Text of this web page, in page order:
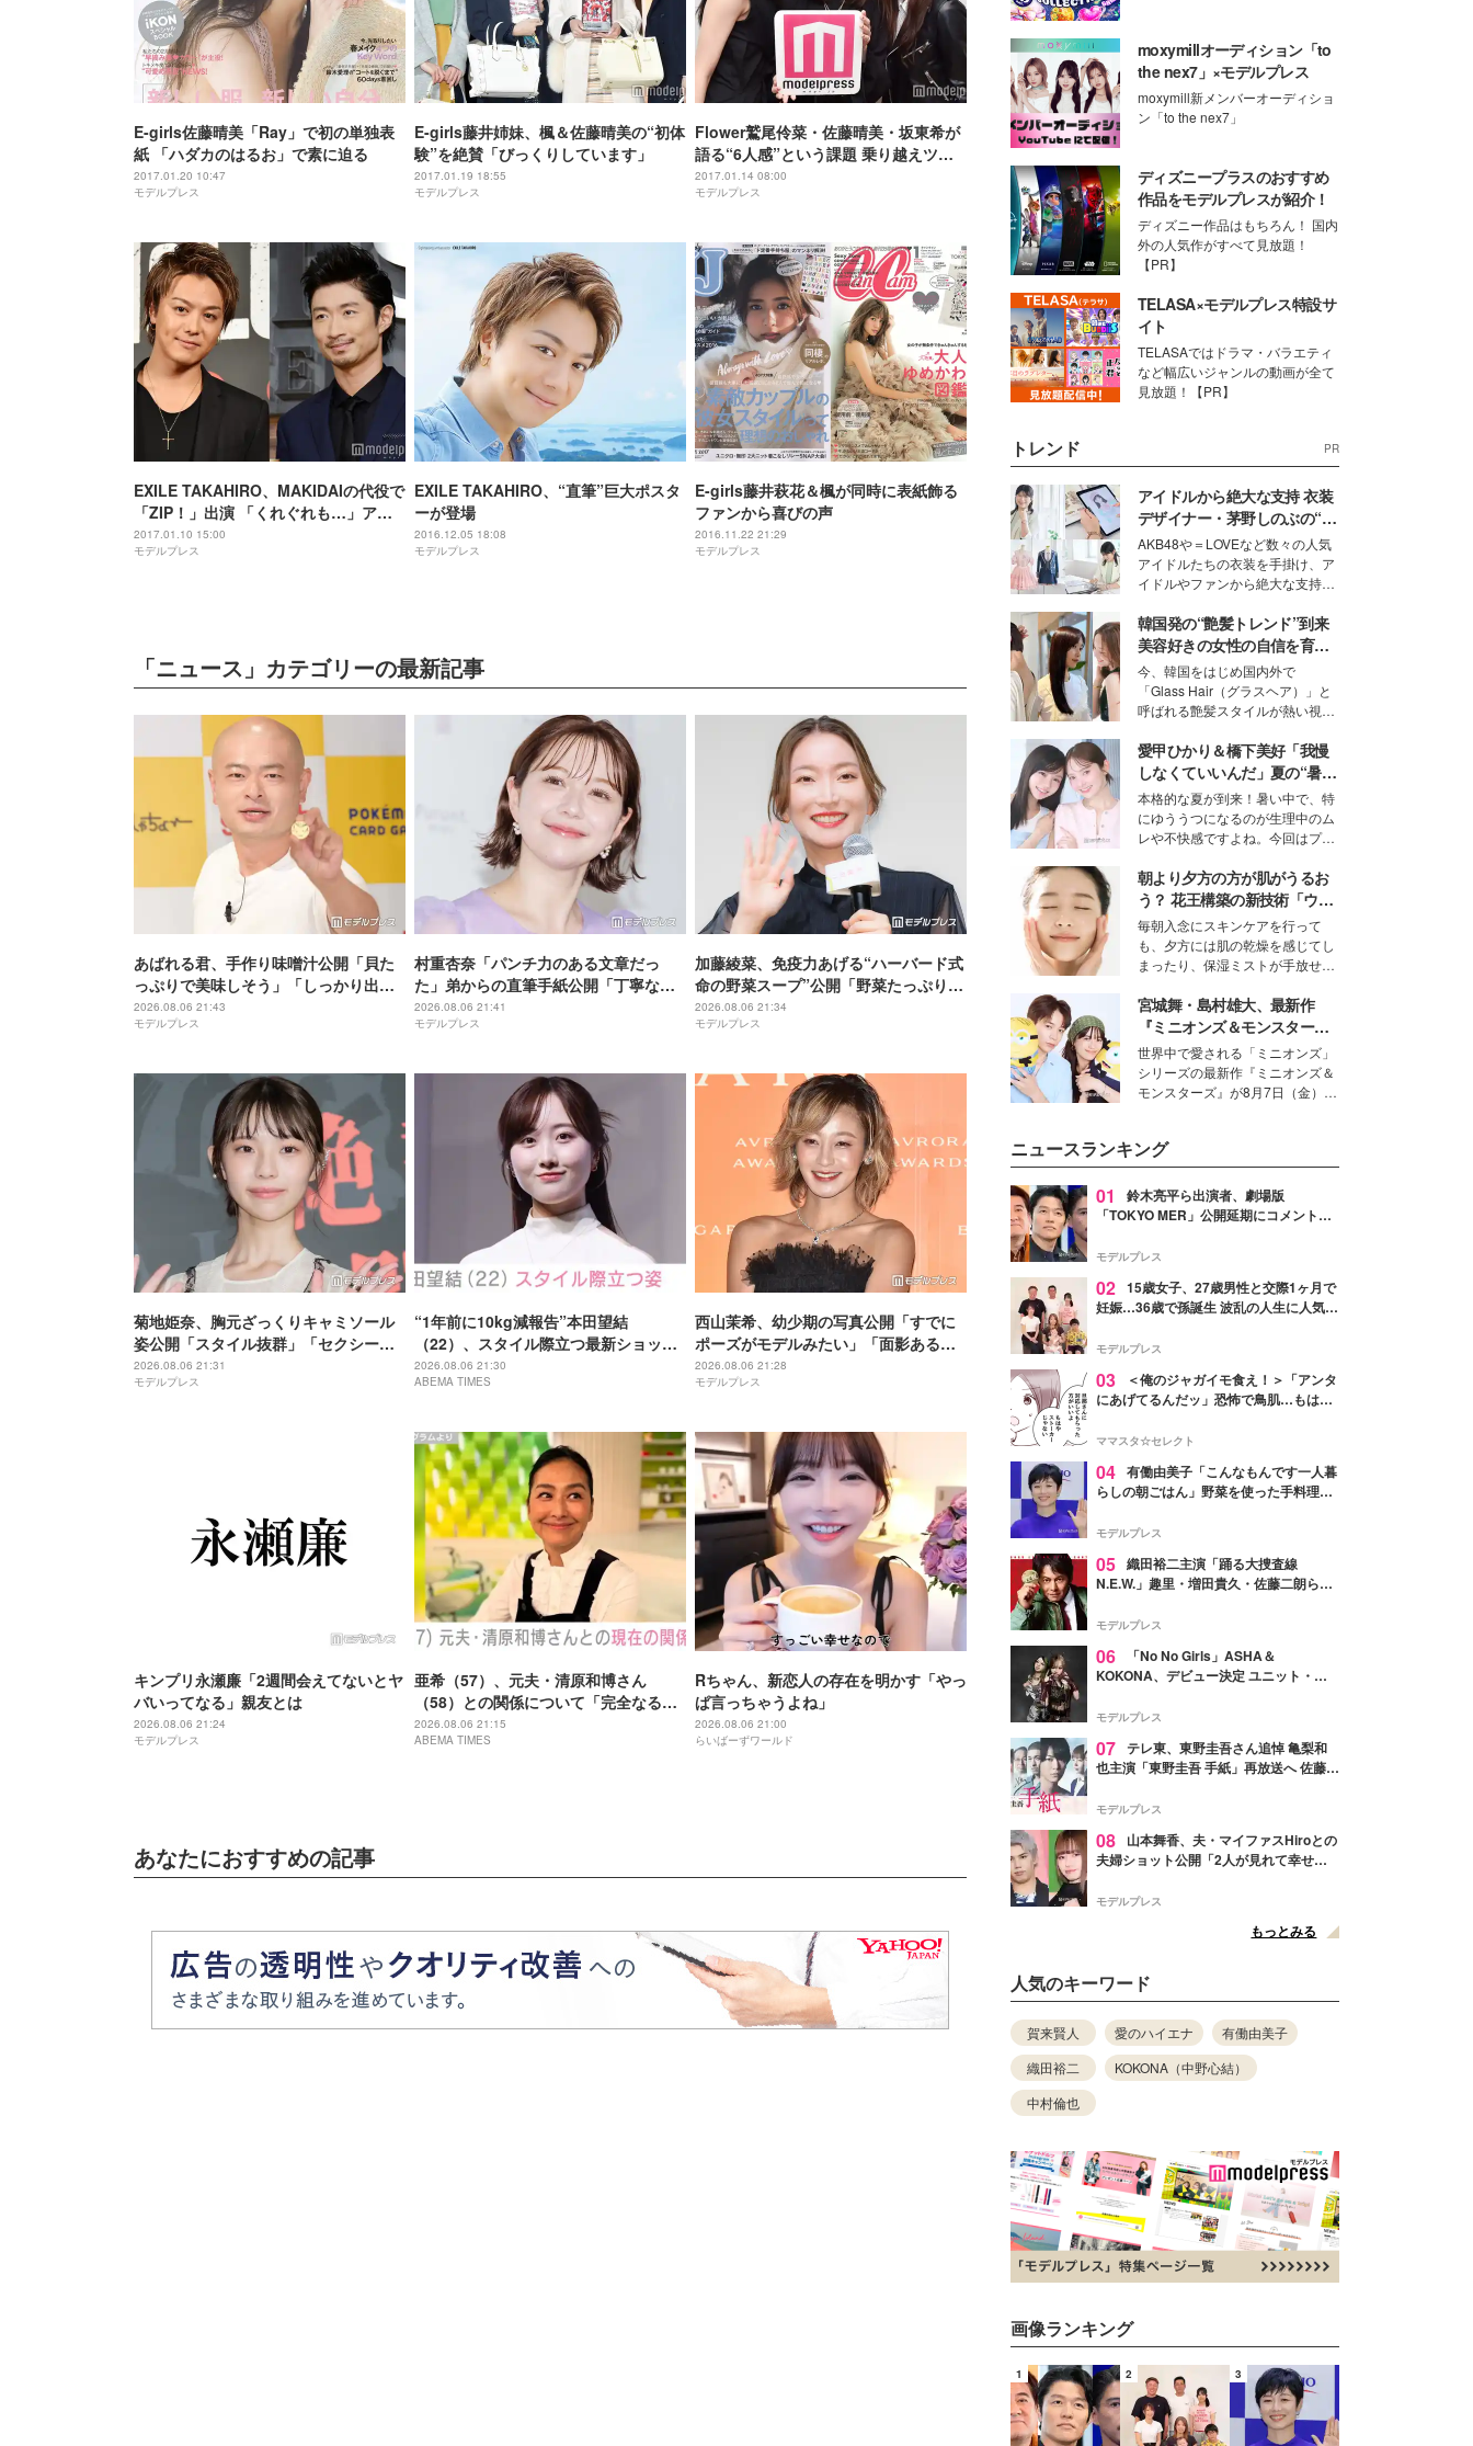
E-girls佐藤晴美「Ray」で初の単独表
紙 「ハダカのはるお」で素に迫る
2017.01.20 10:47
モデルプレス
E-girls藤井姉妹、楓＆佐藤晴美の“初体
験”を絶賛「びっくりしています」
2017.01.19 18:55
モデルプレス
Flower鷲尾伶菜・佐藤晴美・坂東希が
語る“6人感”という課題 乗り越えツア
ーファイナルへ…モデルプレスインタ
ビュー
2017.01.14 08:00
モデルプレス
EXILE TAKAHIRO、MAKIDAIの代役で
「ZIP！」出演 「くれぐれも…」アド
バイスも明かす
2017.01.10 15:00
モデルプレス
EXILE TAKAHIRO、“直筆”巨大ポスタ
ーが登場
2016.12.05 18:08
モデルプレス
E-girls藤井萩花＆楓が同時に表紙飾る
ファンから喜びの声
2016.11.22 21:29
モデルプレス
「ニュース」カテゴリーの最新記事
あばれる君、手作り味噌汁公開「貝た
っぷりで美味しそう」「しっかり出汁
が出てそう」の声
2026.08.06 21:43
モデルプレス
村重杏奈「パンチ力のある文章だっ
た」弟からの直筆手紙公開「丁寧な
字」「読みやすい」と反響
2026.08.06 21:41
モデルプレス
加藤綾菜、免疫力あげる“ハーバード式
命の野菜スープ”公開「野菜たっぷりで
美味しそう」「栄養満点ですね」と反
響
2026.08.06 21:34
モデルプレス
菊地姫奈、胸元ざっくりキャミソール
姿公開「スタイル抜群」「セクシーす
ぎる」と話題
2026.08.06 21:31
モデルプレス
“1年前に10kg減報告”本田望結
（22）、スタイル際立つ最新ショット
に反響「痩せた？」「ミトちゃんに似
てきた」
2026.08.06 21:30
ABEMA TIMES
西山茉希、幼少期の写真公開「すでに
ポーズがモデルみたい」「面影ある」
と反響
2026.08.06 21:28
モデルプレス
キンプリ永瀬廉「2週間会えてないとヤ
バいってなる」親友とは
2026.08.06 21:24
モデルプレス
亜希（57）、元夫・清原和博さん
（58）との関係について「完全なるリ
スペクト」「今が1番いいよね」
2026.08.06 21:15
ABEMA TIMES
Rちゃん、新恋人の存在を明かす「やっ
ぱ言っちゃうよね」
2026.08.06 21:00
らいばーずワールド
あなたにおすすめの記事
moxymillオーディション「to
the nex7」×モデルプレス
moxymill新メンバーオーディショ
ン「to the nex7」
ディズニープラスのおすすめ
作品をモデルプレスが紹介！
ディズニー作品はもちろん！ 国内
外の人気作がすべて見放題！
【PR】
TELASA×モデルプレス特設サ
イト
TELASAではドラマ・バラエティ
など幅広いジャンルの動画が全て
見放題！【PR】
トレンド PR
アイドルから絶大な支持 衣装
デザイナー・茅野しのぶの“可
愛い”を作る美学＜「シチズン
クロスシー」インタビュー＞
AKB48や＝LOVEなど数々の人気
アイドルたちの衣装を手掛け、ア
イドルやファンから絶大な支持を
取締役兼クリエイティブディレク
ター・茅野しのぶ。一人ひとりの
個性に寄り添い、魅力を引き出す
衣装作りは、多くの女性たちに勇
気と自信を与え続けている。
韓国発の“艶髪トレンド”到来
美容好きの女性の自信を育む
「ヘアケア事情」って？
今、韓国をはじめ国内外で
「Glass Hair（グラスヘア）」と
呼ばれる艶髪スタイルが熱い視線
ションの完成度を高めるベースと
して、“髪そのものの美しさ”に改
めて注目する人が増えている様
子。今回は、そんな憧れの艶やか
な髪を日常で叶える、美容好きの
女性たちのヘアケア事情を紹介し
ます。
愛甲ひかり＆橋下美好「我慢
しなくていいんだ」夏の“暑さ
対策”の新しい選択肢とは？
本格的な夏が到来！暑い中で、特
にゆううつになるのが生理中のム
レや不快感ですよね。今回はプラ
モデル・愛甲ひかりさんと橋下美
好さんを迎えて本音で女子会トー
ク。猛暑のお出かけを快適に過ご
すヒントや、2人が感動した夏の
生理の新常識にも迫りました。
朝より夕方の方が肌がうるお
う？ 花王構築の新技術「ウォ
ーターキャプチャリングスキ
ン（捕水肌）」がスキンケア
の常識を変える予感
毎朝入念にスキンケアを行って
も、夕方には肌の乾燥を感じてし
まったり、保湿ミストが手放せな
な美容の常識を大きく変える可能
性を秘めた、革新的な「Water
Capturing Skin（ウォーターキャ
プチャリングスキン：捕水肌）」
技術を、花王が構築した。
宮城舞・島村雄大、最新作
『ミニオンズ＆モンスター
ズ』の魅力熱弁 ハチャメチャ
だけじゃない“友情と絆”に感
動
世界中で愛される「ミニオンズ」
シリーズの最新作『ミニオンズ＆
モンスターズ』が8月7日（金）に
デルの宮城舞と島村雄大の特別対
談をお届け！それぞれの視点か
ら、今作ならではの魅力や予想外
の感動をもたらす奥深いストーリ
た。
ニュースランキング
01
鈴木亮平ら出演者、劇場版
「TOKYO MER」公開延期にコメント
最大の敬意とエールを」
モデルプレス
02 15歳女子、27歳男性と交際1ヶ月で
妊娠…36歳で孫誕生 波乱の人生に人気タ
よ！」
モデルプレス
03
＜俺のジャガイモ食え！＞「アンタ
にあげてるんだッ」恐怖で鳥肌…もはや
ママスタ☆セレクト
04 有働由美子「こんなもんです一人暮
らしの朝ごはん」野菜を使った手料理公
そう」と反響
モデルプレス
05 織田裕二主演「踊る大捜査線
N.E.W.」趣里・増田貴久・佐藤二朗ら新
徴する“謎のキーワード”も
モデルプレス
06
「No No Girls」ASHA＆
KOKONA、デビュー決定 ユニット・
リリースへ
モデルプレス
07 テレ東、東野圭吾さん追悼 亀梨和
也主演「東野圭吾 手紙」再放送へ 佐藤隆
モデルプレス
08
山本舞香、夫・マイファスHiroとの
夫婦ショット公開「2人が見れて幸せ」
モデルプレス
もっとみる
人気のキーワード
賀来賢人 愛のハイエナ
有働由美子
織田裕二
KOKONA（中野心結）
中村倫也
画像ランキング
1 2 3